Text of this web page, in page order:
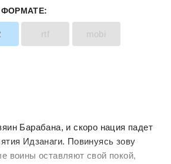
ФОРМАТЕ:
rtf mobi
Барабана, и скоро нация падет
Идзанаги. Повинуясь зову
воины оставляют свой покой,